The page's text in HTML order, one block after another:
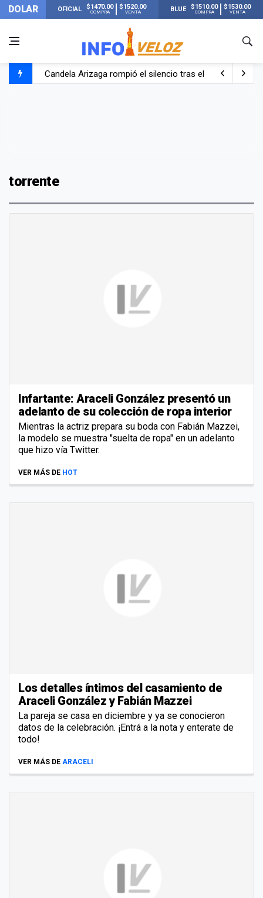
DOLAR OFICIAL $1470.00
COMPRA
$1520.00
VENTA BLUE $1510.00
COMPRA
$1530.00
VENTA
Candela Arizaga rompió el silencio tras el incidente con
torrente
Infartante: Araceli González presentó un
adelanto de su colección de ropa interior
Mientras la actriz prepara su boda con Fabián Mazzei,
la modelo se muestra "suelta de ropa" en un adelanto
que hizo vía Twitter.
VER MÁS DE HOT
Los detalles íntimos del casamiento de
Araceli González y Fabián Mazzei
La pareja se casa en diciembre y ya se conocieron
datos de la celebración. ¡Entrá a la nota y enterate de
todo!
VER MÁS DE ARACELI